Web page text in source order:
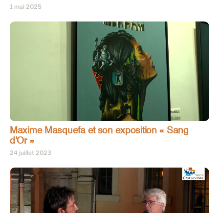
1 mai 2025
Maxime Masquefa et son exposition « Sang
d’Or »
24 juillet 2023